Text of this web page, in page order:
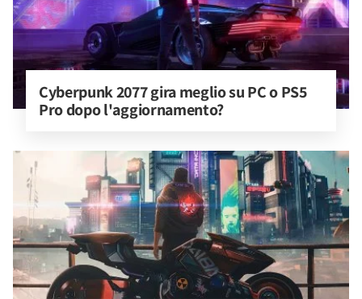
Cyberpunk 2077 gira meglio su PC o PS5
Pro dopo l'aggiornamento?